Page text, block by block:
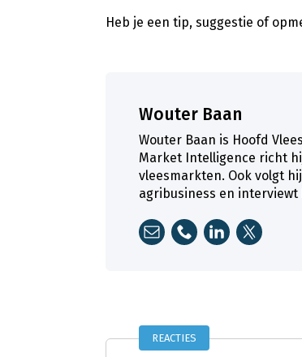
Heb je een tip, suggestie of
Wouter Baan
Wouter Baan is Hoofd
Market Intelligence richt
vleesmarkten. Ook volgt
agribusiness en interviewt
REACTIES